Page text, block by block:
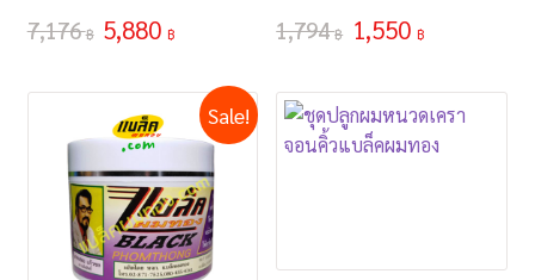
7,176฿ 5,880 ฿ 1,794฿ 1,550 ฿
Sale!